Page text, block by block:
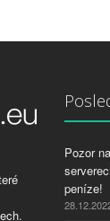
Pozor
peníze!